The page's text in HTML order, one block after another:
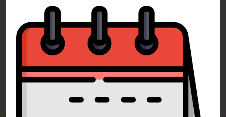
+420 732 729 300
Pište
info@dorty-olomouc.cz
0 recenzí